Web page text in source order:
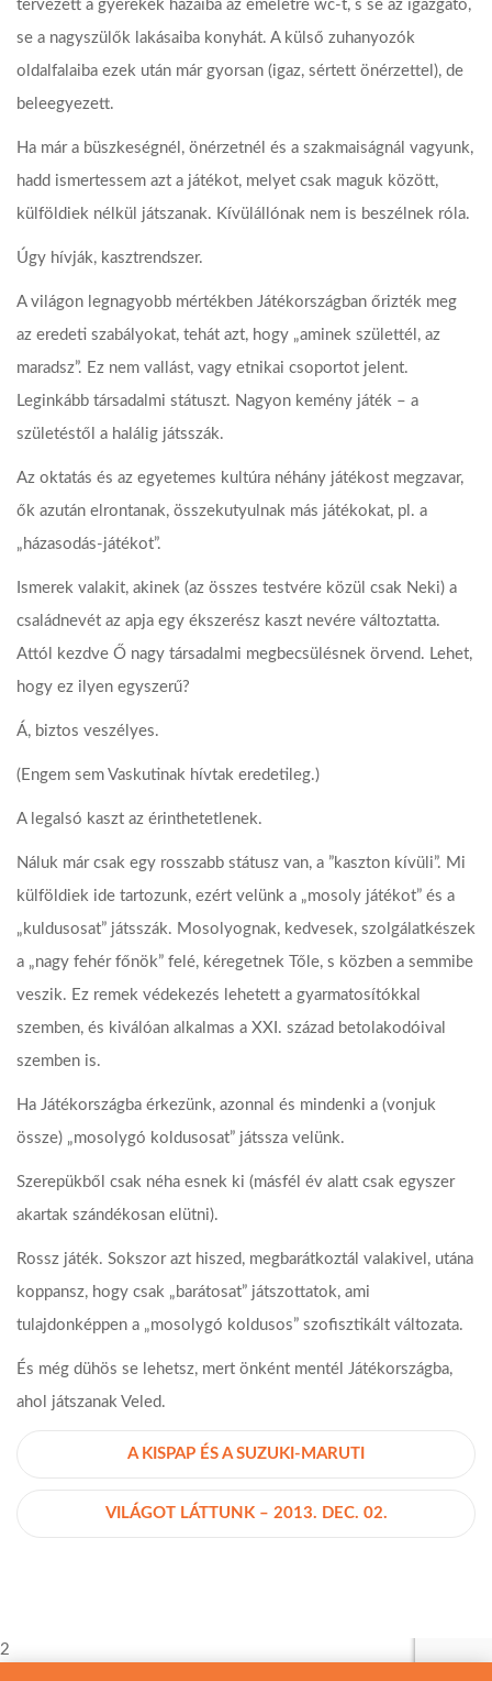
tervezett a gyerekek házaiba az emeletre wc-t, s se az igazgató,
se a nagyszülők lakásaiba konyhát. A külső zuhanyozók
oldalfalaiba ezek után már gyorsan (igaz, sértett önérzettel), de
beleegyezett.
Ha már a büszkeségnél, önérzetnél és a szakmaiságnál vagyunk,
hadd ismertessem azt a játékot, melyet csak maguk között,
külföldiek nélkül játszanak. Kívülállónak nem is beszélnek róla.
Úgy hívják, kasztrendszer.
A világon legnagyobb mértékben Játékországban őrizték meg
az eredeti szabályokat, tehát azt, hogy „aminek születtél, az
maradsz”. Ez nem vallást, vagy etnikai csoportot jelent.
Leginkább társadalmi státuszt. Nagyon kemény játék – a
születéstől a halálig játsszák.
Az oktatás és az egyetemes kultúra néhány játékost megzavar,
ők azután elrontanak, összekutyulnak más játékokat, pl. a
„házasodás-játékot”.
Ismerek valakit, akinek (az összes testvére közül csak Neki) a
családnevét az apja egy ékszerész kaszt nevére változtatta.
Attól kezdve Ő nagy társadalmi megbecsülésnek örvend. Lehet,
hogy ez ilyen egyszerű?
Á, biztos veszélyes.
(Engem sem Vaskutinak hívtak eredetileg.)
A legalsó kaszt az érinthetetlenek.
Náluk már csak egy rosszabb státusz van, a ”kaszton kívüli”. Mi
külföldiek ide tartozunk, ezért velünk a „mosoly játékot” és a
„kuldusosat” játsszák. Mosolyognak, kedvesek, szolgálatkészek
a „nagy fehér főnök” felé, kéregetnek Tőle, s közben a semmibe
veszik. Ez remek védekezés lehetett a gyarmatosítókkal
szemben, és kiválóan alkalmas a XXI. század betolakodóival
szemben is.
Ha Játékországba érkezünk, azonnal és mindenki a (vonjuk
össze) „mosolygó koldusosat” játssza velünk.
Szerepükből csak néha esnek ki (másfél év alatt csak egyszer
akartak szándékosan elütni).
Rossz játék. Sokszor azt hiszed, megbarátkoztál valakivel, utána
koppansz, hogy csak „barátosat” játszottatok, ami
tulajdonképpen a „mosolygó koldusos” szofisztikált változata.
És még dühös se lehetsz, mert önként mentél Játékországba,
ahol játszanak Veled.
A KISPAP ÉS A SUZUKI-MARUTI
VILÁGOT LÁTTUNK – 2013. DEC. 02.
2